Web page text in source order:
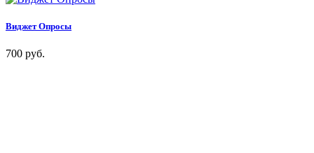
Виджет Опросы
700 руб.